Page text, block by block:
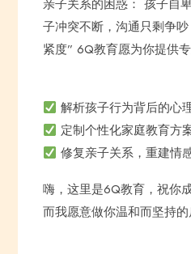
亲子关系的困惑： 孩子自
子冲突不断，沟通只剩争
紧度” 6Q教育愿为你提供
解析孩子行为背后的心
定制个性化家庭教育方
修复亲子关系，重建情
嗨，这里是6Q教育，祝你
而我愿意做你温和而坚持的